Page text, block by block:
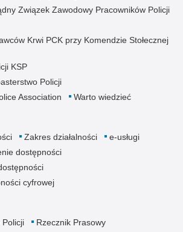
Związek Zawodowy Pracowników Policji
Krwi PCK przy Komendzie Stołecznej
KSP
Policji
Association
Warto wiedzieć
Zakres działalności
e-usługi
dostępności
cyfrowej
Policji
Rzecznik Prasowy